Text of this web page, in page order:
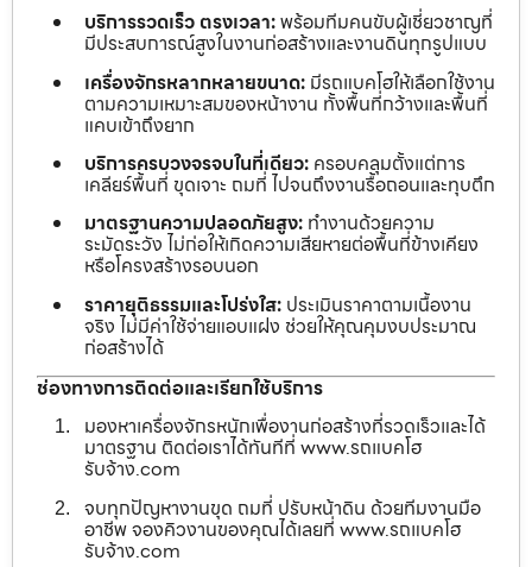
บริการรวดเร็ว ตรงเวลา:พร้อมทีมคนขับผู้เชี่ยวชาญที่
มีประสบการณ์สูงในงานก่อสร้างและงานดินทุกรูปแบบ
เครื่องจักรหลากหลายขนาด: มีรถแบคโฮให้เลือกใช้งาน
ตามความเหมาะสมของหน้างาน ทั้งพื้นที่กว้างและพื้นที่
แคบเข้าถึงยาก
บริการครบวงจรจบในที่เดียว: ครอบคลุมตั้งแต่การ
เคลียร์พื้นที่ ขุดเจาะ ถมที่ ไปจนถึงงานรื้อถอนและทุบตึก
มาตรฐานความปลอดภัยสูง: ทำงานด้วยความ
ระมัดระวัง ไม่ก่อให้เกิดความเสียหายต่อพื้นที่ข้างเคียง
หรือโครงสร้างรอบนอก
ราคายุติธรรมและโปร่งใส: ประเมินราคาตามเนื้องาน
จริง ไม่มีค่าใช้จ่ายแอบแฝง ช่วยให้คุณคุมงบประมาณ
ก่อสร้างได้
ช่องทางการติดต่อและเรียกใช้บริการ
มองหาเครื่องจักรหนักเพื่องานก่อสร้างที่รวดเร็วและได้
มาตรฐาน ติดต่อเราได้ทันทีที่ www.รถแบคโฮ
รับจ้าง.com
จบทุกปัญหางานขุด ถมที่ ปรับหน้าดิน ด้วยทีมงานมือ
อาชีพ จองคิวงานของคุณได้เลยที่ www.รถแบคโฮ
รับจ้าง.com